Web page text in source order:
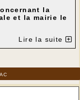
la
et la mairie le
Lire la suite